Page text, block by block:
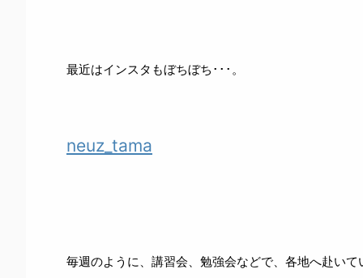
最近はインスタもぼちぼち･･･。
neuz_tama
毎週のように、講習会、勉強会などで、各地へ赴いて